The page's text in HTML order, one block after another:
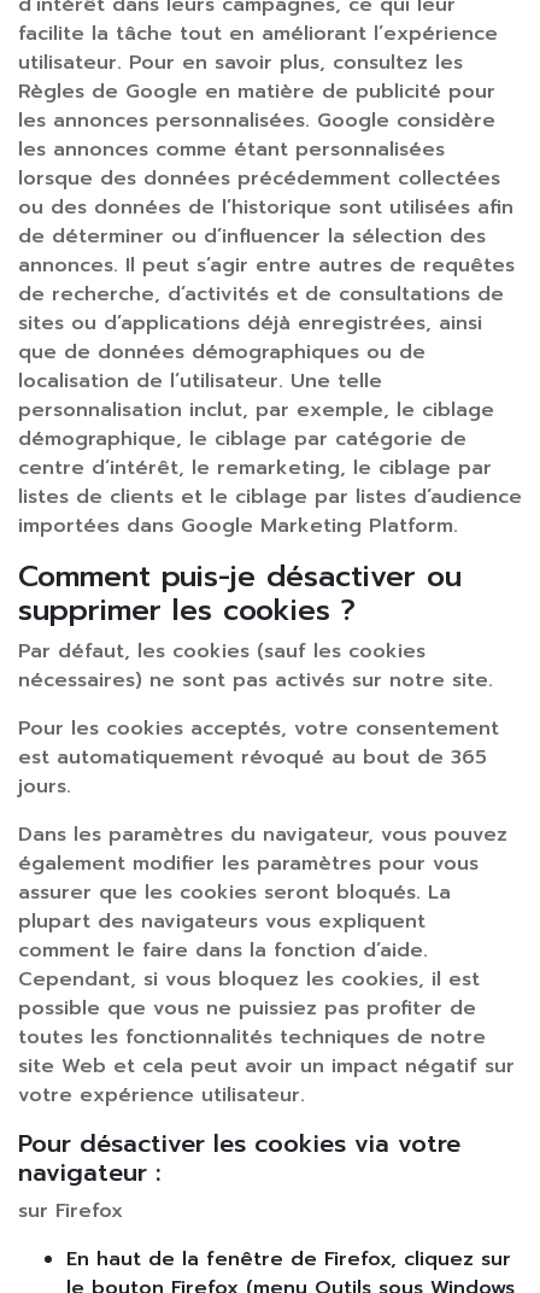
facilite la tâche tout en améliorant l’expérience
utilisateur. Pour en savoir plus, consultez les
Règles de Google en matière de publicité pour
les annonces personnalisées. Google considère
les annonces comme étant personnalisées
lorsque des données précédemment collectées
ou des données de l’historique sont utilisées afin
de déterminer ou d’influencer la sélection des
annonces. Il peut s’agir entre autres de requêtes
de recherche, d’activités et de consultations de
sites ou d’applications déjà enregistrées, ainsi
que de données démographiques ou de
localisation de l’utilisateur. Une telle
personnalisation inclut, par exemple, le ciblage
démographique, le ciblage par catégorie de
centre d’intérêt, le remarketing, le ciblage par
listes de clients et le ciblage par listes d’audience
importées dans Google Marketing Platform.
Comment puis-je désactiver ou
supprimer les cookies ?
Par défaut, les cookies (sauf les cookies
nécessaires) ne sont pas activés sur notre site.
Pour les cookies acceptés, votre consentement
est automatiquement révoqué au bout de 365
jours.
Dans les paramètres du navigateur, vous pouvez
également modifier les paramètres pour vous
assurer que les cookies seront bloqués. La
plupart des navigateurs vous expliquent
comment le faire dans la fonction d’aide.
Cependant, si vous bloquez les cookies, il est
possible que vous ne puissiez pas profiter de
toutes les fonctionnalités techniques de notre
site Web et cela peut avoir un impact négatif sur
votre expérience utilisateur.
Pour désactiver les cookies via votre
navigateur :
sur Firefox
En haut de la fenêtre de Firefox, cliquez sur